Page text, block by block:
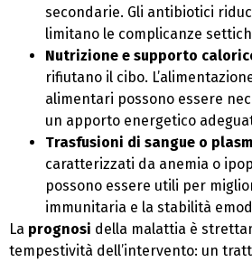
secondarie. Gli antibiotici
limitano le complicanze
Nutrizione e supporto
rifiutano il cibo.
alimentari possono essere
un apporto energetico
Trasfusioni di sangue o
caratterizzati da anemia o
possono essere utili per
immunitaria e la stabilità
La prognosi della malattia è
tempestività dell’intervento: un